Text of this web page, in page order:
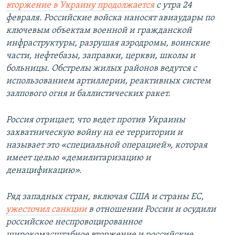
вторжение в Украину продолжаетсяс утра 24
февраля. Российские войска наносят авиаудары по
ключевым объектам военной и гражданской
инфраструктуры, разрушая аэродромы, воинские
части, нефтебазы, заправки, церкви, школы и
больницы. Обстрелы жилых районов ведутся с
использованием артиллерии, реактивных систем
залпового огня и баллистических ракет.
Россия отрицает, что ведет против Украины
захватническую войну на ее территории и
называет это «специальной операцией», которая
имеет целью «демилитаризацию и
денацификацию».
Ряд западных стран, включая США и страны ЕС,
ужесточил санкциив отношении России и осудили
российское неспровоцированное